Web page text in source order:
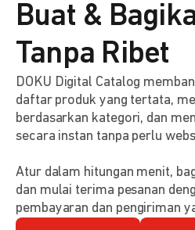
Buat &
Tanpa Ribet
DOKU Digital Catalog
daftar produk yang tertata,
berdasarkan kategori, dan
secara instan tanpa perlu
Atur dalam hitungan menit,
dan mulai terima pesanan
pembayaran dan pengiriman